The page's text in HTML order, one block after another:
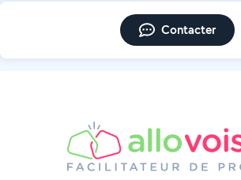
Contacter